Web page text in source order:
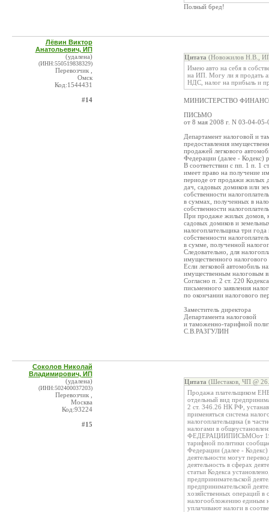
Полный бред!
Лёвин Виктор
Анатольевич, ИП
(удалена)
(ИНН:550519838329)
Перевозчик ,
Омск
Код:1544431
#14
Цитата (Новожилов Н.В.,
Имею авто на себя в
на ИП. Могу ли я продать
НДС, налог на прибыль и
МИНИСТЕРСТВО
ПИСЬМО
от 8 мая 2008 г. N 03-04-05-
Департамент налоговой и
предоставления
продажей легкового
Федерации (далее - Кодекс)
В соответствии с пп. 1 п. 1
имеет право на получение
периоде от продажи жилых
дач, садовых домиков или
собственности
в суммах, полученных в
собственности
При продаже жилых домов,
садовых домиков и
налогоплательщика три
собственности
в сумме, полученной
Следовательно, для
имущественного
Если легковой автомобиль
имущественным налоговым
Согласно п. 2 ст. 220
письменного заявления
по окончании налогового
Заместитель директора
Департамента налоговой
и таможенно-тарифной
С.В.РАЗГУЛИН
Соколов Николай
Владимирович, ИП
(удалена)
(ИНН:502400037203)
Перевозчик ,
Москва
Код:93224
#15
Цитата (Шестаков, ЧП @
Продажа плательщиком
отдельный вид
2 ст. 346.26 НК РФ,
применяться система
налогоплательщика (в
налогами в
ФЕДЕРАЦИИПИСЬМОот 19
тарифной политики
Федерации (далее -
деятельности могут
деятельность в сферах
статьи Кодекса
предпринимательской
предпринимательской
хозяйственных операций в
налогообложению единым
уплачивают налоги в